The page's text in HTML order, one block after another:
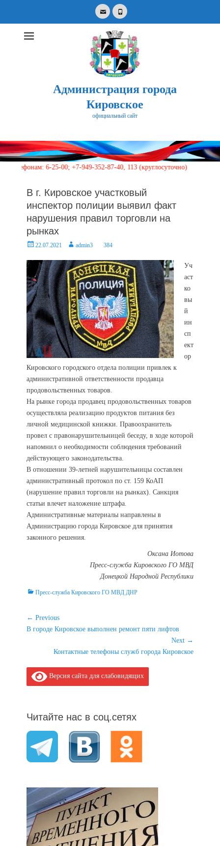
EmailPhone
Администрация города
Кировское
официальный сайт
for:
6-25-00; +7-949-352-87-40, 113 (круглосуточно)
В г. Кировское участковый
инспектор полиции выявил факт
нарушения правил торговли на
рынках
Posted22.07.2021 Authoradmin3 384
Уч
аст
ко
вы
й
ин
сп
ект
ор
Кировского городского отдела полиции привлек к
административной ответственности продавца
продовольственных товаров.
На рынке города продавец продовольственных товаров
осуществляла реализацию продуктов питания без
личной медицинской книжки. Правоохранитель
провел с правонарушительницей беседу, в ходе которой
напомнил о необходимости соблюдения требований
действующего законодательства.
В отношении 39-летней нарушительницы составлен
административный протокол по ст. 159 КоАП
(нарушение правил торговли на рынках). Санкция
статьи влечет наложение штрафа.
Административные материалы направлены в
Администрацию города Кировское для принятия
законного решения.
Оксана Иотова
Пресс-служба Кировского ГО МВД
Донецкой Народной Республики
Categories
Пресс-служба Кировского ГО МВД ДНР
Навигация
по
← Previous
Previous
В городе Кировское выполнен ремонт пяти лифтов
Next →
Контактные телефоны служб города Кировское
Версия сайта для слабовидящих
Читайте нас в соц.сетях